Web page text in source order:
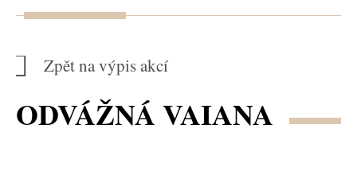
Zpět na výpis akcí
ODVÁŽNÁ VAIANA